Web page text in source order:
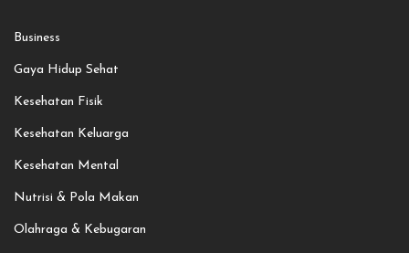
Business
Gaya Hidup Sehat
Kesehatan Fisik
Kesehatan Keluarga
Kesehatan Mental
Nutrisi & Pola Makan
Olahraga & Kebugaran